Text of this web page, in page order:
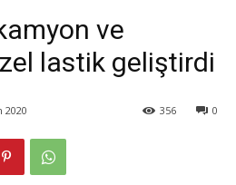
ve
lastik geliştirdi
2020 0
356